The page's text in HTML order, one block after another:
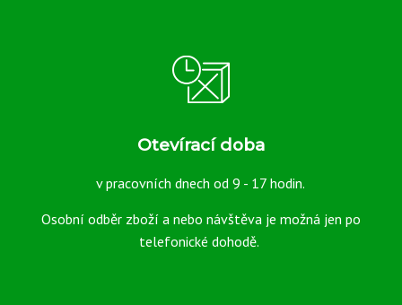
Otevírací doba
v pracovních dnech od 9 - 17 hodin.
Osobní odběr zboží a nebo návštěva je možná jen po
telefonické dohodě.